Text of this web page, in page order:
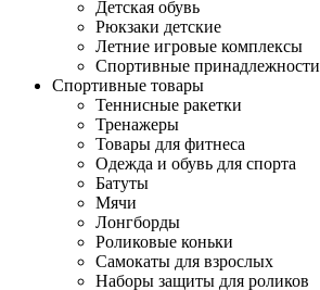
Детская обувь
Рюкзаки детские
Летние игровые комплексы
Спортивные принадлежности
Спортивные товары
Теннисные ракетки
Тренажеры
Товары для фитнеса
Одежда и обувь для спорта
Батуты
Мячи
Лонгборды
Роликовые коньки
Самокаты для взрослых
Наборы защиты для роликов